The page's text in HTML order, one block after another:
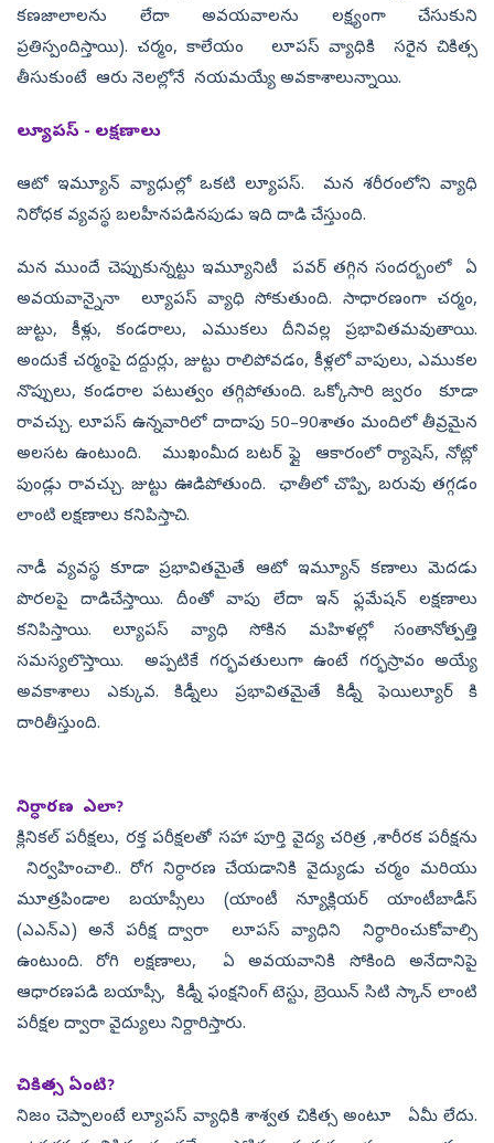
కణజాలాలను లేదా అవయవాలను లక్ష్యంగా చేసుకుని
ప్రతిస్పందిస్తాయి). చర్మం, కాలేయం లూపస్‌ వ్యాధికి సరైన చికిత్స
తీసుకుంటే ఆరు నెలల్లోనే నయమయ్యే అవకాశాలున్నాయి.
ల్యూప‌స్ - లక్షణాలు
ఆటో ఇమ్యూన్ వ్యాధుల్లో ఒక‌టి ల్యూప‌స్‌. మన శరీరంలోని వ్యాధి
నిరోధ‌క వ్య‌వ‌స్థ‌ బలహీనపడినపుడు ఇది దాడి చేస్తుంది.
మన ముందే చెప్పుకున్నట్టు ఇమ్యూనిటీ పవర్‌ తగ్గిన సందర్బంలో ఏ
అవయవాన్నైనా ల్యూప‌స్ వ్యాధి సోకుతుంది. సాధార‌ణంగా చ‌ర్మం,
జుట్టు, కీళ్లు, కండ‌రాలు, ఎముక‌లు దీనివ‌ల్ల ప్ర‌భావిత‌మ‌వుతాయి.
అందుకే చ‌ర్మంపై ద‌ద్దుర్లు, జుట్టు రాలిపోవ‌డం, కీళ్ల‌లో వాపులు, ఎముక‌ల
నొప్పులు, కండ‌రాల ప‌టుత్వం త‌గ్గిపోతుంది. ఒక్కోసారి జ్వ‌రం కూడా
రావచ్చు. లూపస్ ఉన్నవారిలో దాదాపు 50–90శాతం మందిలో తీవ్రమైన
అలసట ఉంటుంది. ముఖంమీద బటర్‌ ఫ్లై ఆకారంలో ర్యాషెస్‌, నోట్లో
పుండ్లు రావచ్చు. జుట్టు ఊడిపోతుంది. ఛాతీలో చొప్పి, బరువు తగ్గడం
లాంటి లక్షణాలు కనిపిస్తాచి.
నాడీ వ్య‌వ‌స్థ కూడా ప్ర‌భావితమైతే ఆటో ఇమ్యూన్ క‌ణాలు మెద‌డు
పొర‌లపై దాడిచేస్తాయి. దీంతో వాపు లేదా ఇన్ ఫ్ల‌మేష‌న్ లక్షణాలు
కనిపిస్తాయి. ల్యూప‌స్ వ్యాధి సోకిన మహిళల్లో సంతానోత్పత్తి
సమస్యలొస్తాయి. అప్పటికే గర్భవతులుగా ఉంటే గర్భస్రావం అయ్యే
అవకాశాలు ఎక్కువ. కిడ్నీలు ప్ర‌భావిత‌మైతే కిడ్నీ ఫెయిల్యూర్ కి
దారితీస్తుంది.
నిర్ధార‌ణ ఎలా?
క్లినికల్‌ పరీక్షలు, రక్త పరీక్షలతో సహా పూర్తి వైద్య చరిత్ర ,శారీరక పరీక్షను
నిర్వహించాలి.. రోగ నిర్ధారణ చేయడానికి వైద్యుడు చర్మం మరియు
మూత్రపిండాల బయాప్సీలు (యాంటీ న్యూక్లియ‌ర్ యాంటీబాడీస్
(ఎఎన్ఎ) అనే ప‌రీక్ష ద్వారా లూపస్‌ వ్యాధిని నిర్ధారించుకోవాల్సి
ఉంటుంది. రోగి లక్షణాలు, ఏ అవయవానికి సోకింది అనేదానిపై
ఆధారణపడి బయాప్సీ, కిడ్నీ ఫంక్ష‌నింగ్ టెస్టు, బ్రెయిన్ సిటి స్కాన్ లాంటి
పరీక్షల ద్వారా వైద్యులు నిర్దారిస్తారు.
చికిత్స ఏంటి?
నిజం చెప్పాలంటే ల్యూప‌స్ వ్యాధికి శాశ్వ‌త చికిత్స అంటూ ఏమీ లేదు.